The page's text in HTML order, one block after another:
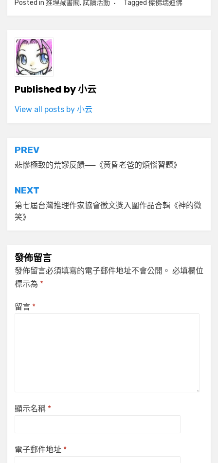
Posted in 推理藏書閣,試讀活動 Tagged 傑佛瑞迪佛
Published by小云
View all posts by 小云
文
章
導
覽
PREV
悲慘極致的荒謬反饋──《黃昏老爸的煩惱習題》
NEXT
第七屆台灣推理作家協會徵文獎入圍作品合輯《神的微
笑》
發佈留言
發佈留言必須填寫的電子郵件地址不會公開。 必填欄位
標示為 *
留言 *
顯示名稱 *
電子郵件地址 *